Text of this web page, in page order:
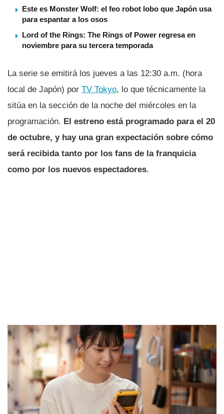
Este es Monster Wolf: el feo robot lobo que Japón usa
para espantar a los osos
Lord of the Rings: The Rings of Power regresa en
noviembre para su tercera temporada
La serie se emitirá los jueves a las 12:30 a.m. (hora
local de Japón) por TV Tokyo, lo que técnicamente la
sitúa en la sección de la noche del miércoles en la
programación. El estreno está programado para el 20
de octubre, y hay una gran expectación sobre cómo
será recibida tanto por los fans de la franquicia
como por los nuevos espectadores.